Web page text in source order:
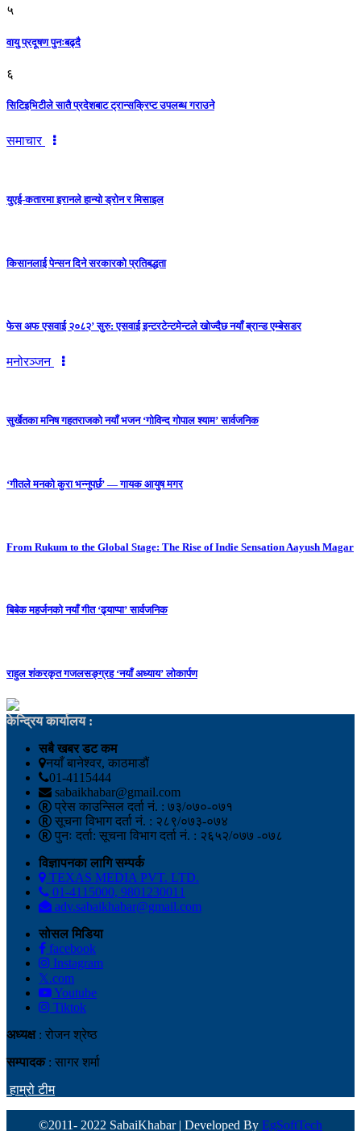
५
वायु प्रदूषण पुनःबढ्दै
६
सिटिइभिटीले सातै प्रदेशबाट ट्रान्सक्रिप्ट उपलब्ध गराउने
समाचार
युएई-कतारमा इरानले हान्यो ड्रोन र मिसाइल
किसानलाई पेन्सन दिने सरकारको प्रतिबद्धता
फेस अफ एसवाई २०८२’ सुरु: एसवाई इन्टरटेन्टमेन्टले खोज्दैछ नयाँ ब्रान्ड एम्बेसडर
मनोरञ्जन
सुर्खेतका मनिष गहतराजको नयाँ भजन ‘गोविन्द गोपाल श्याम’ सार्वजनिक
‘गीतले मनको कुरा भन्नुपर्छ’ — गायक आयुष मगर
From Rukum to the Global Stage: The Rise of Indie Sensation Aayush Magar
बिबेक महर्जनको नयाँ गीत ‘ढ्याप्पा’ सार्वजनिक
राहुल शंकरकृत गजलसङ्ग्रह ‘नयाँ अध्याय’ लोकार्पण
केन्द्रिय कार्यालय :
सबै खबर डट कम
नयाँ बानेश्वर, काठमाडौं
01-4115444
sabaikhabar@gmail.com
प्रेस काउन्सिल दर्ता नं. : ७३/०७०-०७१
सूचना विभाग दर्ता नं. : २८९/०७३-०७४
पुनः दर्ता: सूचना विभाग दर्ता नं. : २६५२/०७७ -०७८
विज्ञापनका लागि सम्पर्क
TEXAS MEDIA PVT. LTD.
01-4115000, 9801230011
adv.sabaikhabar@gmail.com
सोसल मिडिया
facebook
Instagram
𝕏.com
Youtube
Tiktok
अध्यक्ष: रोजन श्रेष्ठ
सम्पादक: सागर शर्मा
हाम्रो टीम
©2011- 2022 SabaiKhabar | Developed By EgSoftTech